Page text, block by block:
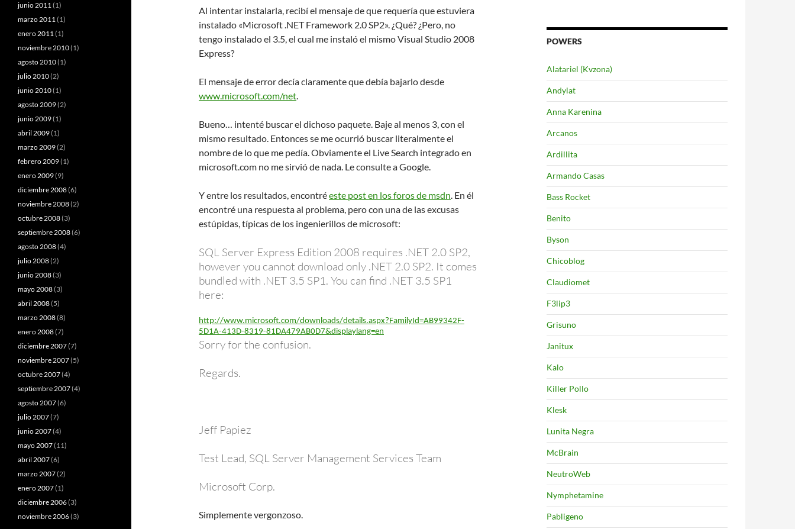
Al intentar instalarla, recibí el mensaje de que requería que estuviera
instalado «Microsoft .NET Framework 2.0 SP2». ¿Qué? ¿Pero, no
tengo instalado el 3.5, el cual me instaló el mismo Visual Studio 2008
Express?
El mensaje de error decía claramente que debía bajarlo desde
www.microsoft.com/net.
Bueno… intenté buscar el dichoso paquete. Baje al menos 3, con el
mismo resultado. Entonces se me ocurrió buscar literalmente el
nombre de lo que me pedía. Obviamente el Live Search integrado en
microsoft.com no me sirvió de nada. Le consulte a Google.
Y entre los resultados, encontréeste post en los foros de msdn. En él
encontré una respuesta al problema, pero con una de las excusas
estúpidas, típicas de los ingenierillos de microsoft:
SQL Server Express Edition 2008 requires .NET 2.0 SP2,
however you cannot download only .NET 2.0 SP2. It comes
bundled with .NET 3.5 SP1. You can find .NET 3.5 SP1
here:
http://www.microsoft.com/downloads/details.aspx?FamilyId=AB99342F-
5D1A-413D-8319-81DA479AB0D7&displaylang=en
Sorry for the confusion.
Regards.
Jeff Papiez
Test Lead, SQL Server Management Services Team
Microsoft Corp.
Simplemente vergonzoso.
POWERS
Alatariel (Kvzona)
Andylat
Anna Karenina
Arcanos
Ardillita
Armando Casas
Bass Rocket
Benito
Byson
Chicoblog
Claudiomet
F3lip3
Grisuno
Janitux
Kalo
Killer Pollo
Klesk
Lunita Negra
McBrain
NeutroWeb
Nymphetamine
Pabligeno
junio 2011(1)
marzo 2011(1)
enero 2011(1)
noviembre 2010(1)
agosto 2010(1)
julio 2010(2)
junio 2010(1)
agosto 2009(2)
junio 2009(1)
abril 2009(1)
marzo 2009(2)
febrero 2009(1)
enero 2009(9)
diciembre 2008(6)
noviembre 2008(2)
octubre 2008(3)
septiembre 2008(6)
agosto 2008(4)
julio 2008(2)
junio 2008(3)
mayo 2008(3)
abril 2008(5)
marzo 2008(8)
enero 2008(7)
diciembre 2007(7)
noviembre 2007(5)
octubre 2007(4)
septiembre 2007(4)
agosto 2007(6)
julio 2007(7)
junio 2007(4)
mayo 2007(11)
abril 2007(6)
marzo 2007(2)
enero 2007(1)
diciembre 2006(3)
noviembre 2006(3)